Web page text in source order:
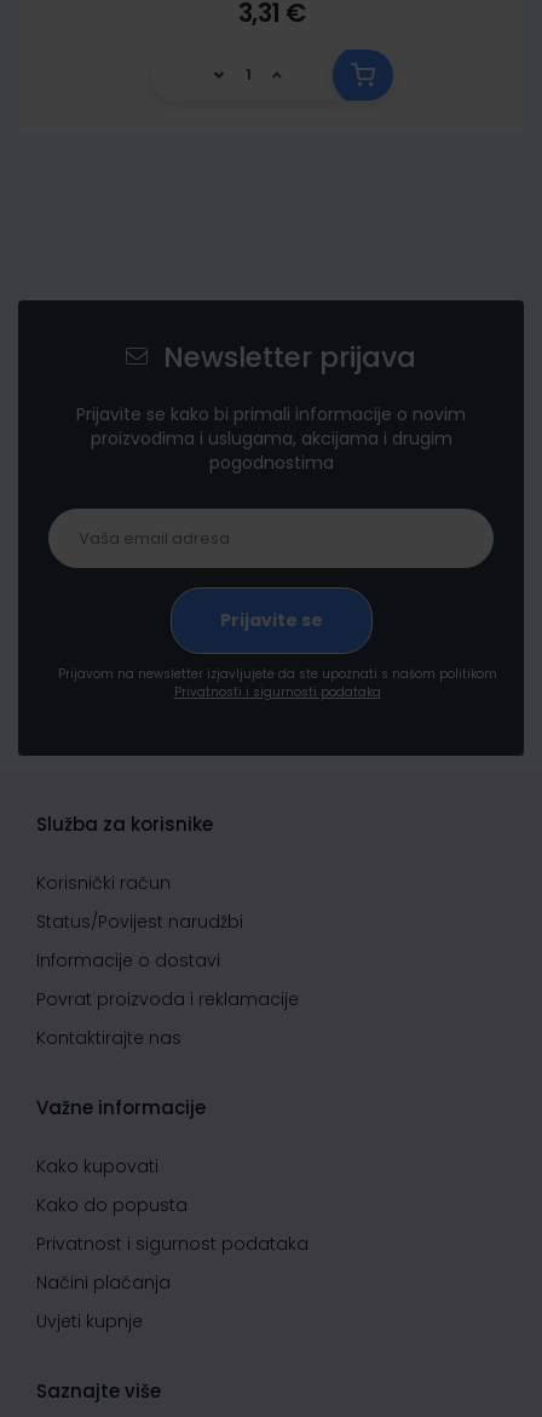
3,31 €
Newsletter prijava
Prijavite se kako bi primali informacije o novim
proizvodima i uslugama, akcijama i drugim
pogodnostima
Prijavom na newsletter izjavljujete da ste upoznati s našom politikom
Privatnosti i sigurnosti podataka
Služba za korisnike
Korisnički račun
Status/Povijest narudžbi
Informacije o dostavi
Povrat proizvoda i reklamacije
Kontaktirajte nas
Važne informacije
Kako kupovati
Kako do popusta
Privatnost i sigurnost podataka
Načini plaćanja
Uvjeti kupnje
Saznajte više